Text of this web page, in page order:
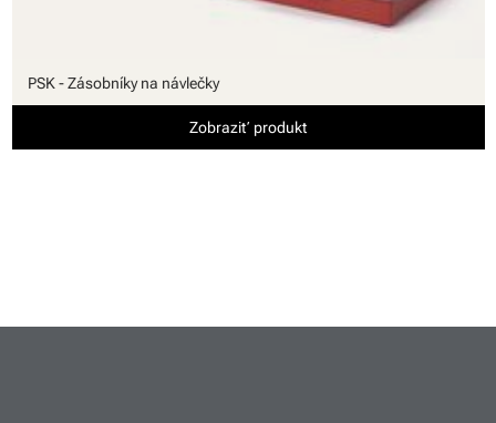
PSK - Zásobníky na návlečky
Zobraziť produkt